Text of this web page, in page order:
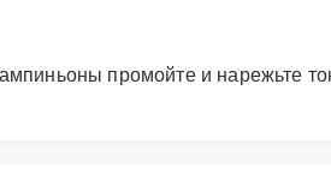
промойте и нарежьте